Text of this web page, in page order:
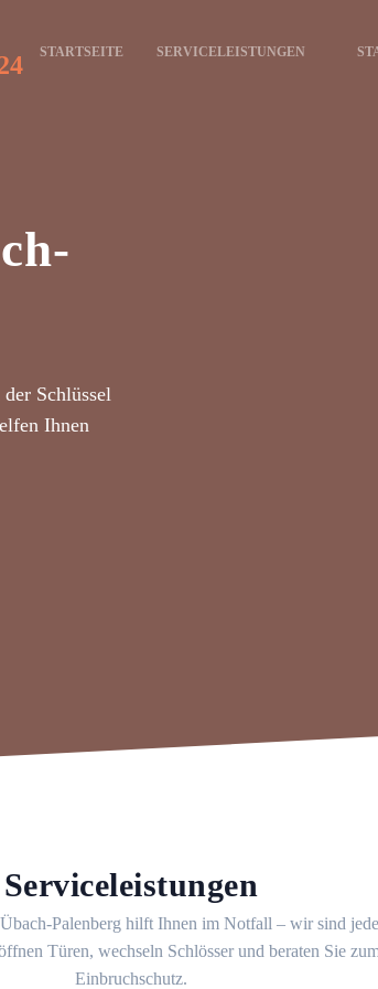
STARTSEITE SERVICELEISTUNGEN
Schlüssel
Ihnen
Serviceleistungen
Palenberg hilft Ihnen im Notfall – wir sind
Türen, wechseln Schlösser und beraten Sie
Einbruchschutz.